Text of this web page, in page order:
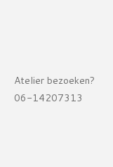
Atelier bezoeken?
06-14207313